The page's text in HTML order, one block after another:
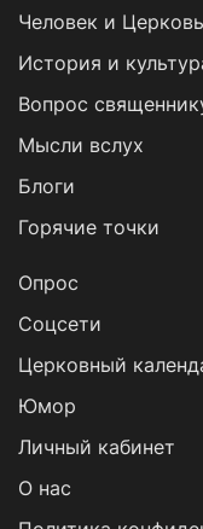
Человек и Церковь
История и
Вопрос
Мысли вслух
Блоги
Горячие точки
Опрос
Cоцсети
Церковный
Юмор
Личный кабинет
О нас